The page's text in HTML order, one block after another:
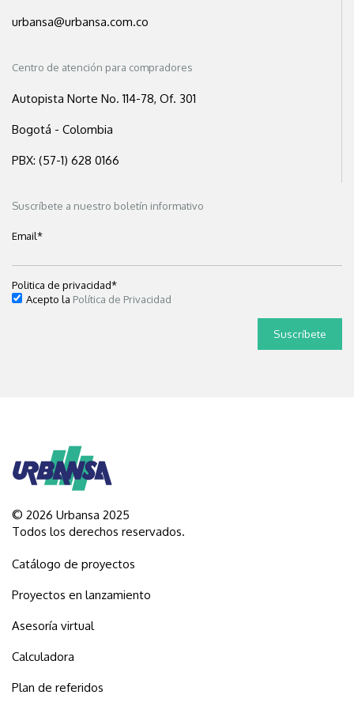
urbansa@urbansa.com.co
Centro de atención para compradores
Autopista Norte No. 114-78, Of. 301
Bogotá - Colombia
PBX: (57-1) 628 0166
Suscríbete a nuestro boletín informativo
Email*
Politica de privacidad*
Acepto la Política de Privacidad
© 2026 Urbansa 2025
Todos los derechos reservados.
Catálogo de proyectos
Proyectos en lanzamiento
Asesoría virtual
Calculadora
Plan de referidos